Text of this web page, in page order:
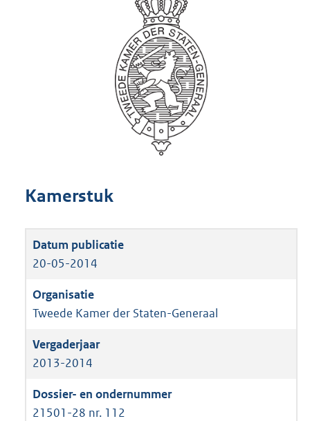
Kamerstuk
20-05-2014
Tweede Kamer der Staten-Generaal
2013-2014
21501-28 nr. 112